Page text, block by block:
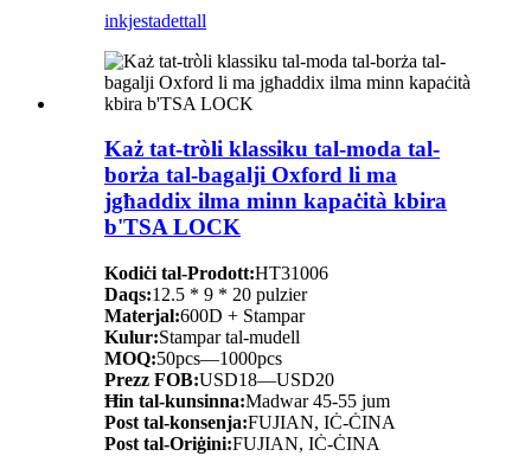
inkjestadettall
Każ tat-tròli klassiku tal-moda tal-
borża tal-bagalji Oxford li ma
jgħaddix ilma minn kapaċità kbira
b'TSA LOCK
Kodiċi tal-Prodott:HT31006
Daqs:12.5 * 9 * 20 pulzier
Materjal:600D + Stampar
Kulur:Stampar tal-mudell
MOQ:50pcs—1000pcs
Prezz FOB:USD18—USD20
Ħin tal-kunsinna:Madwar 45-55 jum
Post tal-konsenja:FUJIAN, IĊ-ĊINA
Post tal-Oriġini:FUJIAN, IĊ-ĊINA